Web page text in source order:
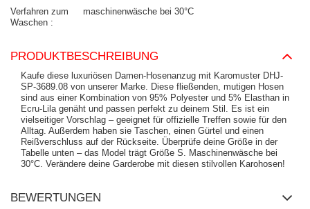
Verfahren zum
Waschen
maschinenwäsche bei 30°C
PRODUKTBESCHREIBUNG
Kaufe diese luxuriösen Damen-Hosenanzug mit Karomuster DHJ-
SP-3689.08 von unserer Marke. Diese fließenden, mutigen Hosen
sind aus einer Kombination von 95% Polyester und 5% Elasthan in
Ecru-Lila genäht und passen perfekt zu deinem Stil. Es ist ein
vielseitiger Vorschlag – geeignet für offizielle Treffen sowie für den
Alltag. Außerdem haben sie Taschen, einen Gürtel und einen
Reißverschluss auf der Rückseite. Überprüfe deine Größe in der
Tabelle unten – das Model trägt Größe S. Maschinenwäsche bei
30°C. Verändere deine Garderobe mit diesen stilvollen Karohosen!
BEWERTUNGEN